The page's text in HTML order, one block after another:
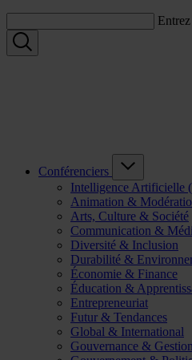
Conférenciers
Intelligence Artificielle
Animation &
Arts, Culture & Société
Communication &
Diversité & Inclusion
Durabilité &
Économie & Finance
Éducation &
Entrepreneuriat
Futur & Tendances
Global & International
Gouvernance & Gestion